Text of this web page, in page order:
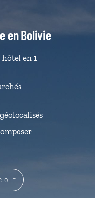
en Bolivie
en 1
géolocalisés